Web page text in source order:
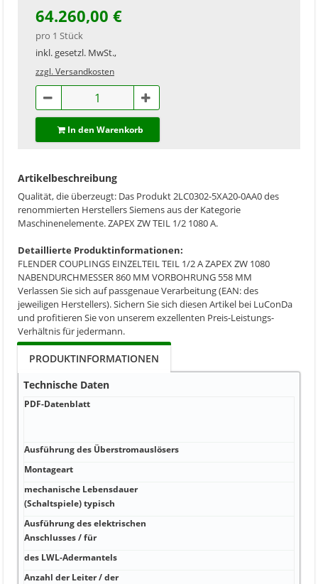
64.260,00 €
pro 1 Stück
inkl. gesetzl. MwSt.,
zzgl. Versandkosten
In den Warenkorb
Artikelbeschreibung
Qualität, die überzeugt: Das Produkt 2LC0302-5XA20-0AA0 des
renommierten Herstellers Siemens aus der Kategorie
Maschinenelemente. ZAPEX ZW TEIL 1/2 1080 A.
Detaillierte Produktinformationen:
FLENDER COUPLINGS EINZELTEIL TEIL 1/2 A ZAPEX ZW 1080
NABENDURCHMESSER 860 MM VORBOHRUNG 558 MM
Verlassen Sie sich auf passgenaue Verarbeitung (EAN: des
jeweiligen Herstellers). Sichern Sie sich diesen Artikel bei LuConDa
und profitieren Sie von unserem exzellenten Preis-Leistungs-
Verhältnis für jedermann.
PRODUKTINFORMATIONEN
Technische Daten
PDF-Datenblatt
Ausführung des Überstromauslösers
Montageart
mechanische Lebensdauer
(Schaltspiele) typisch
Ausführung des elektrischen
Anschlusses / für
des LWL-Adermantels
Anzahl der Leiter / der